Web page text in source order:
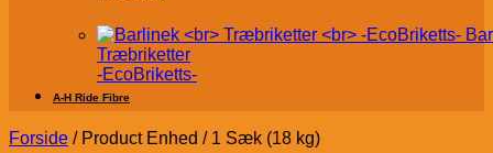
Træbriketter
-EcoBriketts-
A-H Ride Fibre
Forside /Product Enhed /1 Sæk (18 kg)